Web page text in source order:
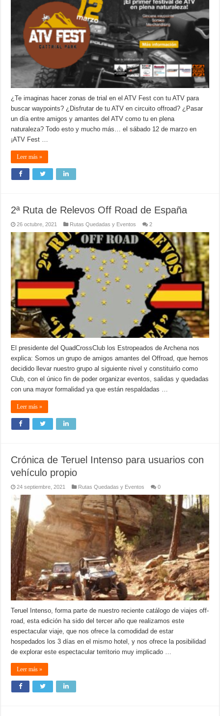
¿Te imaginas hacer zonas de trial en el ATV Fest con tu ATV para
buscar waypoints? ¿Disfrutar de tu ATV en circuito offroad? ¿Pasar
un día entre amigos y amantes del ATV como tu en plena
naturaleza? Todo esto y mucho más… el sábado 12 de marzo en
¡ATV Fest …
Leer más »
2ª Ruta de Relevos Off Road de España
26 octubre, 2021 Rutas Quedadas y Eventos 2
El presidente del QuadCrossClub los Estropeados de Archena nos
explica: Somos un grupo de amigos amantes del Offroad, que hemos
decidido llevar nuestro grupo al siguiente nivel y constituirlo como
Club, con el único fin de poder organizar eventos, salidas y quedadas
con una mayor formalidad ya que están respaldadas …
Leer más »
Crónica de Teruel Intenso para usuarios con
vehículo propio
24 septiembre, 2021 Rutas Quedadas y Eventos 0
Teruel Intenso, forma parte de nuestro reciente catálogo de viajes off-
road, esta edición ha sido del tercer año que realizamos este
espectacular viaje, que nos ofrece la comodidad de estar
hospedados los 3 días en el mismo hotel, y nos ofrece la posibilidad
de explorar este espectacular territorio muy implicado …
Leer más »